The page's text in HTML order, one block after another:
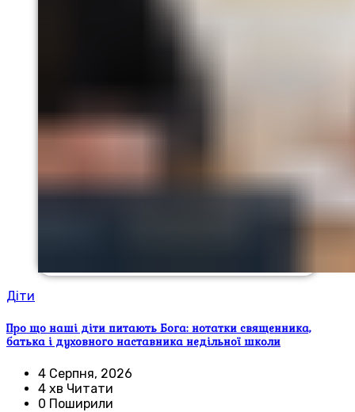
Діти
Про що наші діти питають Бога: нотатки священника,
батька і духовного наставника недільної школи
4 Серпня, 2026
4 хв Читати
0 Поширили